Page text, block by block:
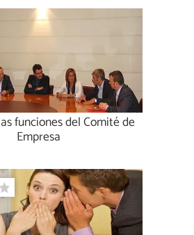
funciones del Comité de
Empresa